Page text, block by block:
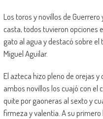
Los toros y novillos de
casta, todos tuvieron opciones
gato al agua y destacó sobre
Miguel Aguilar.
El azteca hizo pleno de orejas
ambos novillos los cuajó con el
quite por gaoneras al sexto y
firmeza y valentía. A su